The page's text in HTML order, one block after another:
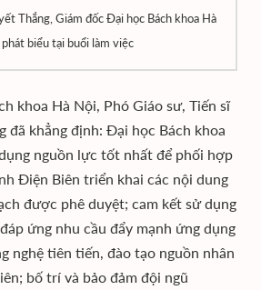
Thắng, Giám đốc Đại học Bách khoa Hà
biểu tại buổi làm việc
khoa Hà Nội, Phó Giáo sư, Tiến sĩ
đã khẳng định: Đại học Bách khoa
nguồn lực tốt nhất để phối hợp
Điện Biên triển khai các nội dung
được phê duyệt; cam kết sử dụng
ứng nhu cầu đẩy mạnh ứng dụng
nghệ tiên tiến, đào tạo nguồn nhân
bố trí và bảo đảm đội ngũ